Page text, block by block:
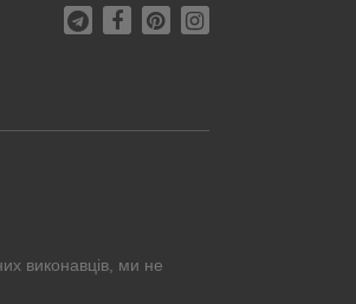
виконавців, ми не